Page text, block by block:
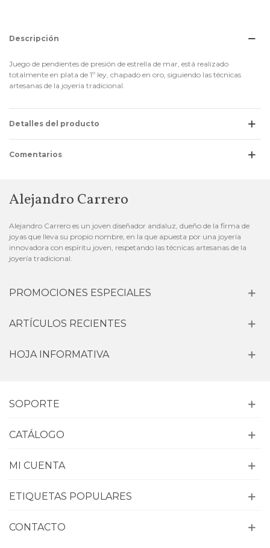
Descripción
Juego de pendientes de presión de estrella de mar, está realizado
totalmente en plata de 1º ley, chapado en oro, siguiendo las técnicas
artesanas de la joyería tradicional.
Detalles del producto
Comentarios
Alejandro Carrero
Alejandro Carrero es un joven diseñador andaluz, dueño de la firma de
joyas que lleva su propio nombre, en la que apuesta por una joyería
innovadora con espíritu joven, respetando las técnicas artesanas de la
joyería tradicional.
PROMOCIONES ESPECIALES
ARTÍCULOS RECIENTES
HOJA INFORMATIVA
SOPORTE
CATÁLOGO
MI CUENTA
ETIQUETAS POPULARES
CONTACTO